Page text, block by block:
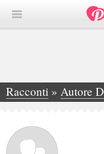
Racconti » Autore D
»Domenico Meloni